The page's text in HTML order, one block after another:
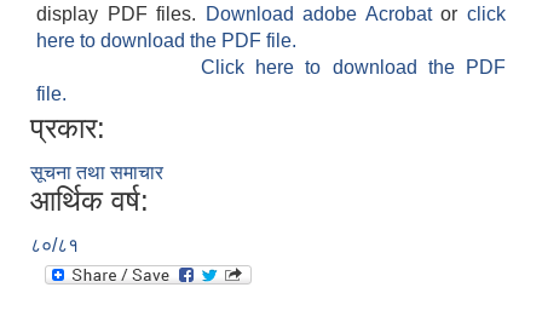
display PDF files.
Download adobe Acrobatorclick
here to download the PDF file.
Click here to download the PDF
file.
प्रकार:
सूचना तथा समाचार
आर्थिक वर्ष:
८०/८१